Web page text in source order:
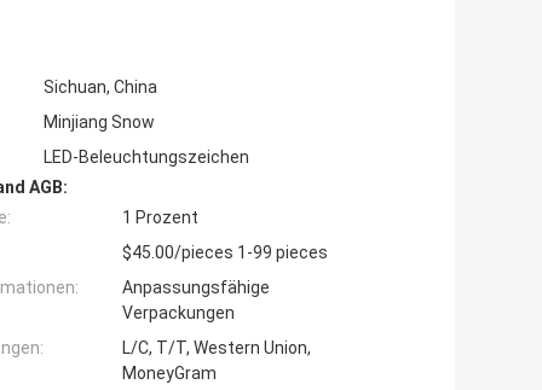
Sichuan, China
Minjiang Snow
LED-Beleuchtungszeichen
AGB:
1 Prozent
$45.00/pieces 1-99 pieces
Anpassungsfähige
Verpackungen
L/C, T/T, Western Union,
MoneyGram